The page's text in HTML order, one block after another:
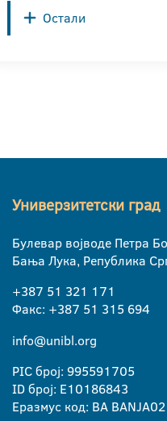
Остали
Универзитетски град
Булевар војводе Петра
Бања Лука, Република
+387 51 321 171
Факс: +387 51 315 694
info@unibl.org
PIC број: 995591705
ID број: E10186843
Еразмус код: BA BANJA02